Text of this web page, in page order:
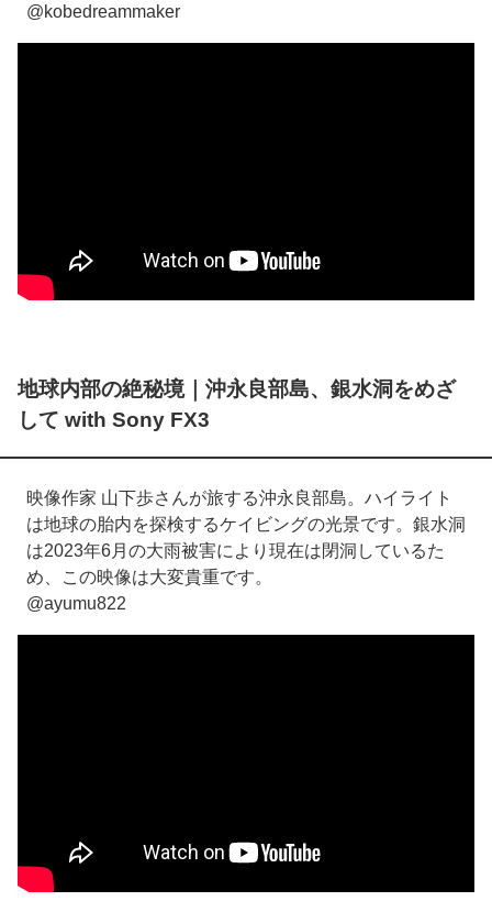
@kobedreammaker
地球内部の絶秘境｜沖永良部島、銀水洞をめざ
して with Sony FX3
映像作家 山下歩さんが旅する沖永良部島。ハイライト
は地球の胎内を探検するケイビングの光景です。銀水洞
は2023年6月の大雨被害により現在は閉洞しているた
め、この映像は大変貴重です。
@ayumu822